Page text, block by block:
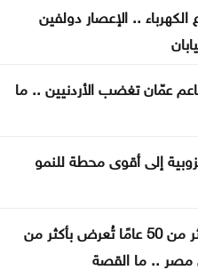
واستهداف خيام
الاحتلال يوسّع الاستيطان بإقرار 627 وحدة جديدة برام
الحكومة تطرح 100 فرصة استثمارية وتطوّر 3 مشاريع
فتح هرمز وواشنطن
.. الإعصار دولفين
عمّان تغضب الأردنيين .. ما
إلى أقوى محطة للنمو
سيارة عمرها أكثر من 50 عامًا تُعرض بأكثر من
مصر .. ما القصة